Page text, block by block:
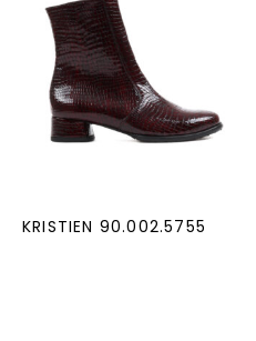
KRISTIEN 90.002.5755